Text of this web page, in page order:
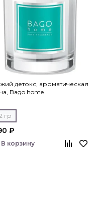
детокс, ароматическая
Bago home
гр
₽
В корзину